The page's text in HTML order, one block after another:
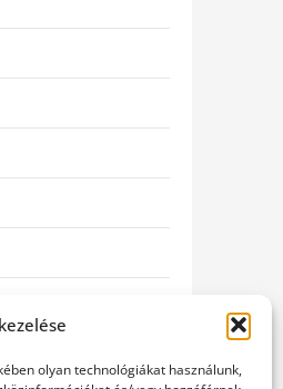
olyan technológiákat használunk,